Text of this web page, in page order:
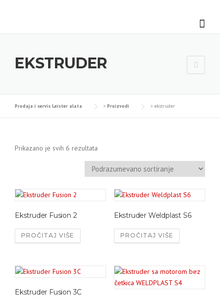
EKSTRUDER
Prodaja i servis Leister alata > Proizvodi > ekstruder
Prikazano je svih 6 rezultata
Ekstruder Fusion 2
PROČITAJ VIŠE
Ekstruder Weldplast S6
PROČITAJ VIŠE
Ekstruder Fusion 3C